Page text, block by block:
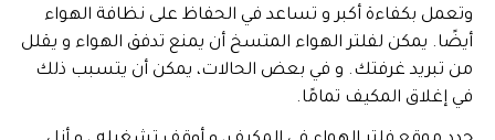
وتعمل بكفاءة أكبر و تساعد في الحفاظ على نظافة الهواء
أيضًا. يمكن لفلتر الهواء المتسخ أن يمنع تدفق الهواء و يقلل
من تبريد غرفتك. و في بعض الحالات، يمكن أن يتسبب ذلك
في إغلاق المكيف تمامًا.